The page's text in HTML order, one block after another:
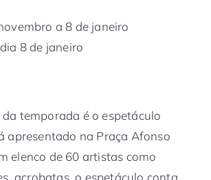
a 8 de janeiro
8 de janeiro
temporada é o espetáculo
apresentado na Praça Afonso
elenco de 60 artistas como
acrobatas, o espetáculo conta